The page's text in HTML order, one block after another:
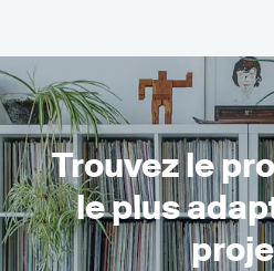
Trouvez le
le plus